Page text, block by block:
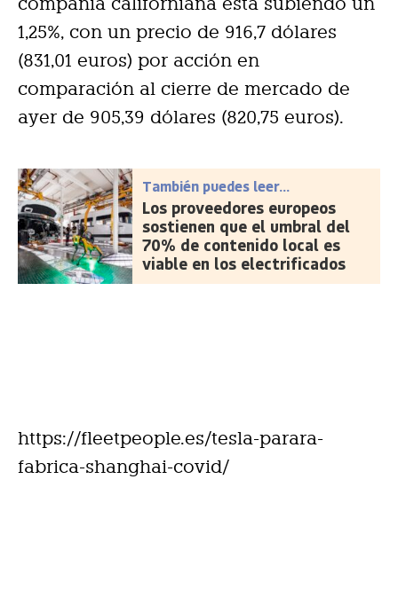
1,25%, con un precio de 916,7 dólares
(831,01 euros) por acción en
comparación al cierre de mercado de
ayer de 905,39 dólares (820,75 euros).
También puedes leer...
Los proveedores europeos
sostienen que el umbral del
70% de contenido local es
viable en los electrificados
https://fleetpeople.es/tesla-parara-
fabrica-shanghai-covid/